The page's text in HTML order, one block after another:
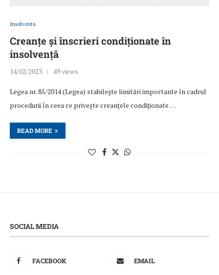
Insolventa
Creanțe și înscrieri condiționate în
insolvență
14/02/2023 49 views
Legea nr. 85/2014 (Legea) stabilește limitări importante în cadrul
procedurii în ceea ce privește creanțele condiționate …
READ MORE
SOCIAL MEDIA
FACEBOOK EMAIL